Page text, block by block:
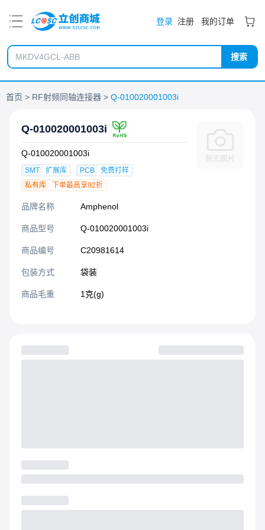
登录 注册 我的订单
搜索
首页 RF射频同轴连接器 Q-010020001003i
Q-010020001003i
Q-010020001003i
SMT 扩展库 PCB
免费打样
私有库
下单最高享92折
品牌名称 Amphenol
商品型号 Q-010020001003i
商品编号 C20981614
包装方式 袋装
商品毛重 1克(g)